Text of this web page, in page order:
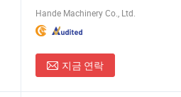
Hande Machinery Co., Ltd.
지금 연락